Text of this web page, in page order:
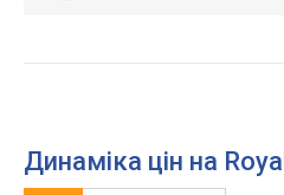
Динаміка цін на